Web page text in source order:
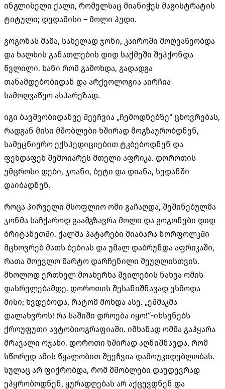
ინგლისელი ქალი, რომელსაც მიანიჭეს მაგისტრატის
ტიტული; დედამისი – მოლი ჰუდი.
გოგონას მამა, სახელად ჯონი, კაიროში მოღვაწეობდა
და ხალხის განათლების დიდ საქმეში შეჰქონდა
წვლილი. ხანი რომ გამოხდა, გადადგა
თანამდებობიდან და არქეოლოგია აირჩია
სამოღვაწეო ასპარეზად.
იგი ბავშვობიდანვე შეეჩვია „ჩემოდნებზე“ ცხოვრებას,
რადგან მისი მშობლები ხშირად მოგზაურობდნენ,
სამეცნიერო ექსპედიციებით ტკბებოდნენ და
ფეხდაფეხ შემოიარეს მთელი აფრიკა. დოროთის
უმცროსი დები, ჯოანი, ბეტი და დიანა, სუდანში
დაიბადნენ.
როცა პირველი მსოფლიო ომი გაჩაღდა, შეშინებულმა
ჯონმა საჩქაროდ გაამგზავრა მოლი და გოგონები დიდ
ბრიტანეთში. ქალმა პატარები მიაბარა ნორფოლკში
მცხოვრებ მათს ბებიას და უმალ დაბრუნდა აფრიკაში,
რათა მოევლო მარტო დარჩენილი მეუღლისთვის.
მხოლოდ ერთხელ მოახერხა შვილების ნახვა ომის
დასრულებამდე. დოროთის შესანიშნავად ესმოდა
მისი; ხვდებოდა, რატომ მოხდა ასე. „ეშმაკმა
დალახვროს! რა საშიში დროება იყო!“-იხსენებს
ქროუფუთი ავტობიოგრაფიაში. იმხანად ომმა გაჰყარა
მრავალი ოჯახი. დოროთი ხშირად აღნიშნავდა, რომ
სწორედ ამის წყალობით შეეჩვია დამოუკიდებლობას.
სულაც არ ფიქრობდა, რომ მშობლები დაუდევრად
ეპყრობოდნენ, ყურადღებას არ აქცევდნენ და